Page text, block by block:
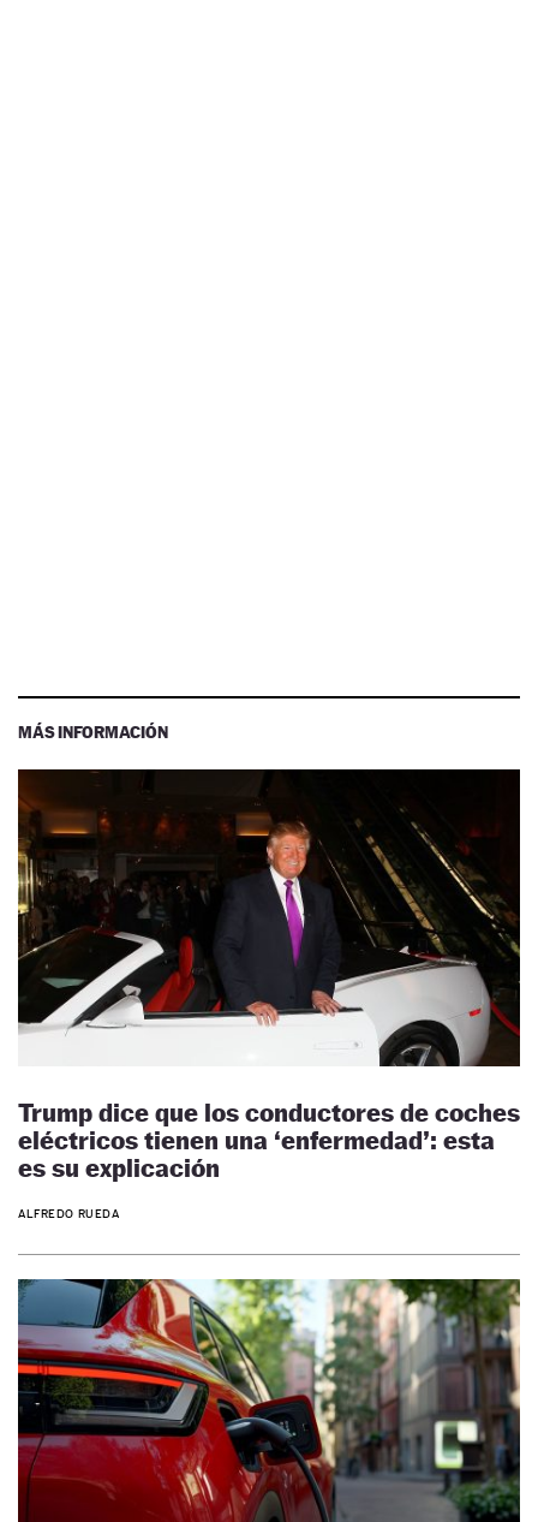
MÁS INFORMACIÓN
Trump dice que los conductores de coches
eléctricos tienen una ‘enfermedad’: esta
es su explicación
ALFREDO RUEDA